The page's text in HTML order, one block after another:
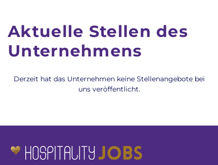
Aktuelle Stellen des
Unternehmens
Derzeit hat das Unternehmen keine Stellenangebote bei
uns veröffentlicht.